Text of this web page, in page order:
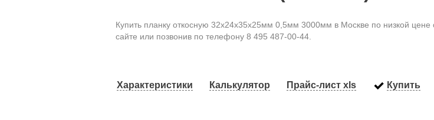
Купить планку откосную 32х24х35х25мм 0,5мм 3000мм в Москве по низкой цене
сайте или позвонив по телефону 8 495 487-00-44.
Характеристики Калькулятор Прайс-лист xls Купить